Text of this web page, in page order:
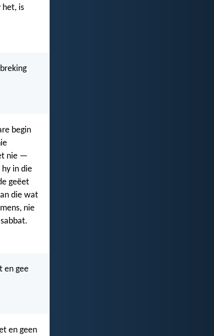
het, is
begin
nie —
in die
geëet
die wat
nie
en gee
en geen